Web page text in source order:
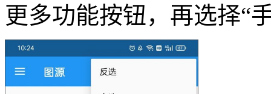
更多功能按钮，再选择“